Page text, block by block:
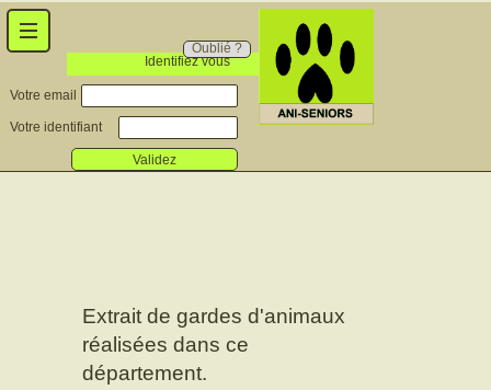
Identifiez vous
Oublié ?
Votre email
Votre identifiant
Validez
Extrait de gardes d'animaux
réalisées dans ce
département.